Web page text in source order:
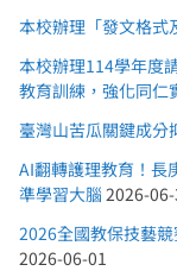
本校辦理「發文格式
本校辦理114學年度
教育訓練，強化同仁
臺灣山苦瓜關鍵成分
AI翻轉護理教育！長
準學習大腦 2026-
2026全國教保技藝
2026-06-01